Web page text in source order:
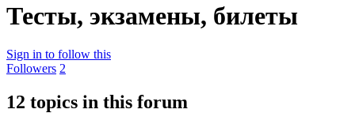
Тесты, экзамены, билеты
Sign in to follow this
Followers 2
12 topics in this forum